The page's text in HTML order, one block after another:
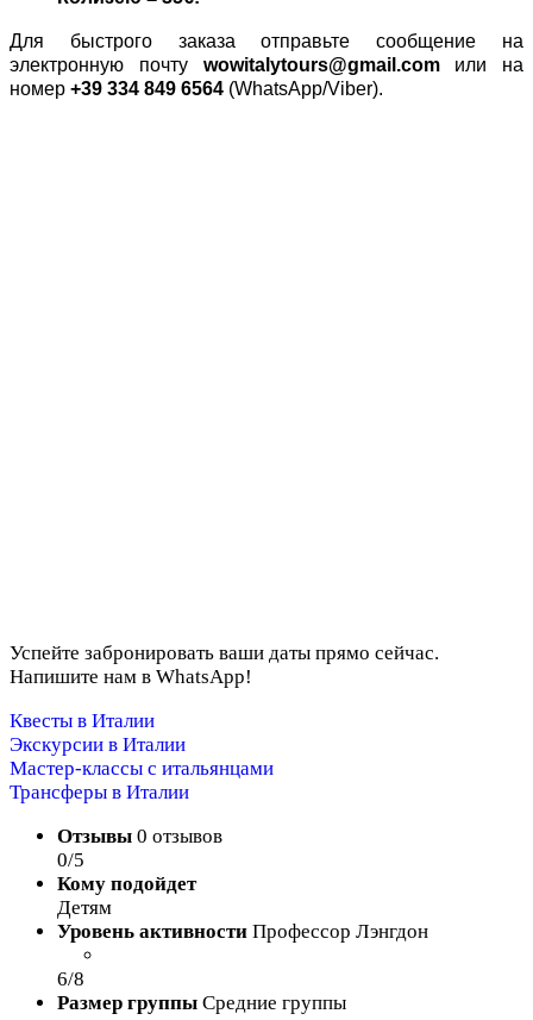
Для быстрого заказа отправьте сообщение на
электронную почту wowitalytours@gmail.com или на
номер +39 334 849 6564 (WhatsApp/Viber).
Успейте забронировать ваши даты прямо сейчас.
Напишите нам в WhatsApp!
Квесты в Италии
Экскурсии в Италии
Мастер-классы с итальянцами
Трансферы в Италии
Отзывы 0 отзывов
0/5
Кому подойдет
Детям
Уровень активности Профессор Лэнгдон
6/8
Размер группы Средние группы